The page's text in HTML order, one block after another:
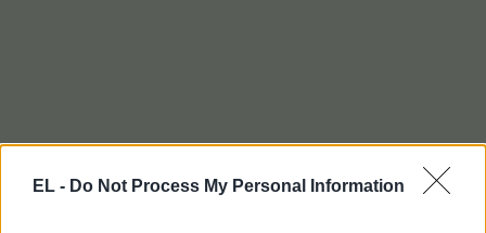
EL - Do Not Process My Personal Information